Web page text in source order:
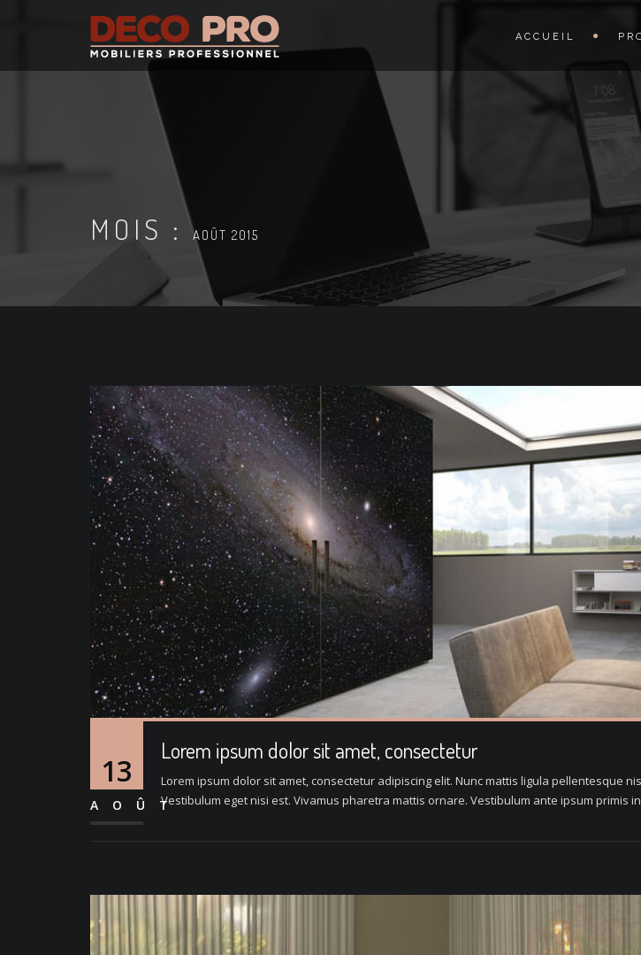
ACCUEIL
MOIS :AOÛT 2015
13
AOÛT
Lorem ipsum dolor sit amet, consectetur
Lorem ipsum dolor sit amet, consectetur adipiscing elit. Nunc mattis ligula pellentesque
Vestibulum eget nisi est. Vivamus pharetra mattis ornare. Vestibulum ante ipsum primis